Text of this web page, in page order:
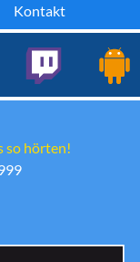
Kontakt
so hörten!